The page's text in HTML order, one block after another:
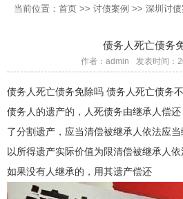
当前位置： 首页 >> 讨债案例 >> 深圳讨债
债务人死亡债务
作者：admin 发表时间：
债务人死亡债务免除吗 债务人死亡债务
债务人的遗产的，人死债务由继承人偿
了分割遗产，应当清偿被继承人依法应
以所得遗产实际价值为限清偿被继承人依
如果没有人继承的，用其遗产偿还